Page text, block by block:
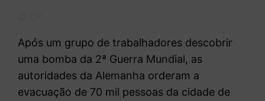
Após um grupo de trabalhadores descobrir
uma bomba da 2ª Guerra Mundial, as
autoridades da Alemanha orderam a
evacuação de 70 mil pessoas da cidade de